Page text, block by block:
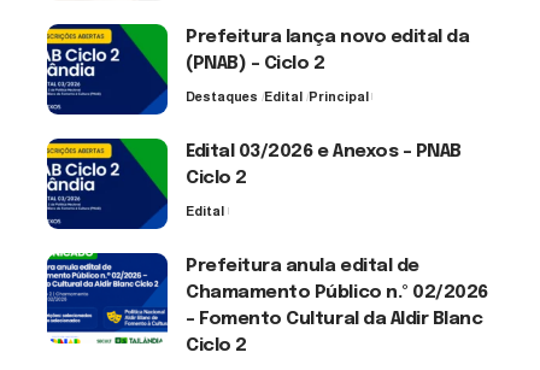
Prefeitura lança novo edital da
(PNAB) – Ciclo 2
Destaques Edital Principal
Edital 03/2026 e Anexos – PNAB
Ciclo 2
Edital
Prefeitura anula edital de
Chamamento Público n.º 02/2026
– Fomento Cultural da Aldir Blanc
Ciclo 2